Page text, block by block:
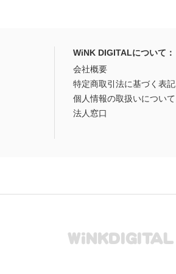
WiNK DIGITALについて：
会社概要
特定商取引法に基づく表記
個人情報の取扱いについて
法人窓口